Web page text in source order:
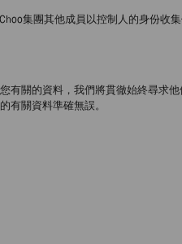
集團其他成員以控制人的身份收
關的資料，我們將貫徹始終尋求他
有關資料準確無誤。